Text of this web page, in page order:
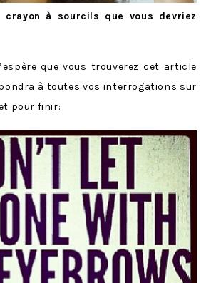
crayon à sourcils que vous devriez
que vous trouverez cet article
à toutes vos interrogations sur
pour finir: